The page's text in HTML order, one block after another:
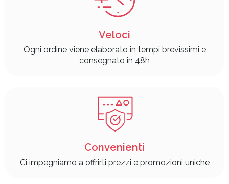
Veloci
Ogni ordine viene elaborato in tempi brevissimi e
consegnato in 48h
Convenienti
Ci impegniamo a offrirti prezzi e promozioni uniche